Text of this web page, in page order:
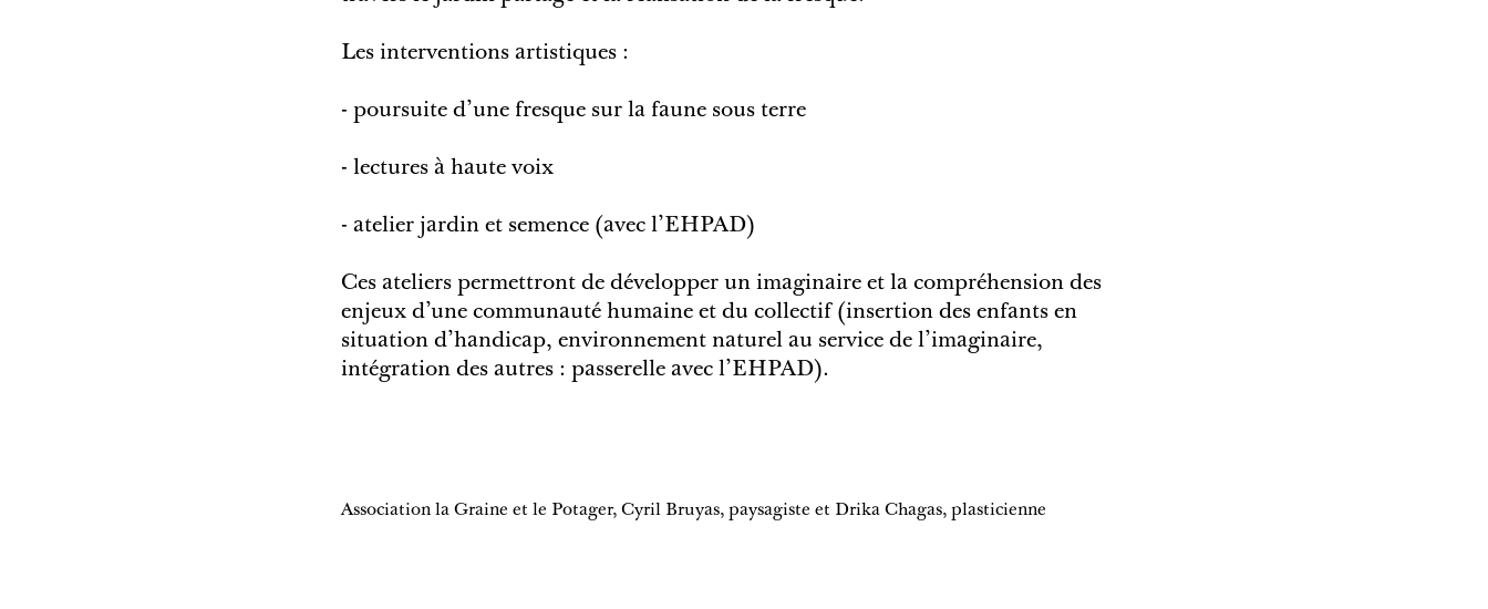
Les interventions artistiques :
- poursuite d'une fresque sur la faune sous terre
- lectures à haute voix
- atelier jardin et semence (avec l’EHPAD)
Ces ateliers permettront de développer un imaginaire et la compréhension des
enjeux d’une communauté humaine et du collectif (insertion des enfants en
situation d’handicap, environnement naturel au service de l’imaginaire,
intégration des autres : passerelle avec l'EHPAD).
Association la Graine et le Potager, Cyril Bruyas, paysagiste et Drika Chagas, plasticienne